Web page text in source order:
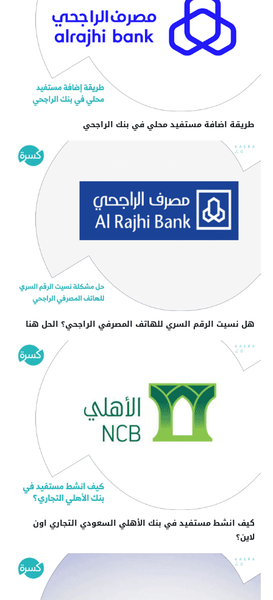
طريقة اضافة مستفيد محلي في بنك الراجحي
هل نسيت الرقم السري للهاتف المصرفي الراجحي؟ الحل هنا
كيف انشط مستفيد في بنك الأهلي السعودي التجاري اون
لاين؟